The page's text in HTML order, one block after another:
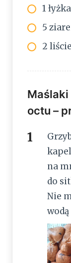
1
5
2
octu –
na
do
Nie